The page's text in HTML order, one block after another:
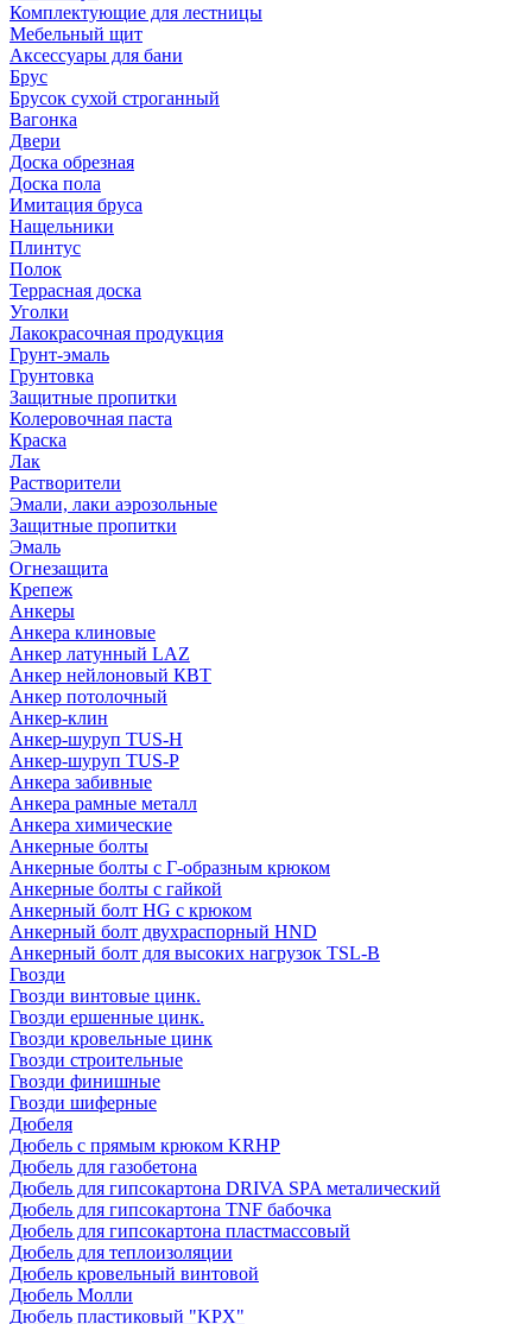
Комплектующие для лестницы
Мебельный щит
Аксессуары для бани
Брус
Брусок сухой строганный
Вагонка
Двери
Доска обрезная
Доска пола
Имитация бруса
Нащельники
Плинтус
Полок
Террасная доска
Уголки
Лакокрасочная продукция
Грунт-эмаль
Грунтовка
Защитные пропитки
Колеровочная паста
Краска
Лак
Растворители
Эмали, лаки аэрозольные
Защитные пропитки
Эмаль
Огнезащита
Крепеж
Анкеры
Анкера клиновые
Анкер латунный LAZ
Анкер нейлоновый КВТ
Анкер потолочный
Анкер-клин
Анкер-шуруп TUS-H
Анкер-шуруп TUS-P
Анкера забивные
Анкера рамные металл
Анкера химические
Анкерные болты
Анкерные болты с Г-образным крюком
Анкерные болты с гайкой
Анкерный болт HG с крюком
Анкерный болт двухраспорный HND
Анкерный болт для высоких нагрузок TSL-B
Гвозди
Гвозди винтовые цинк.
Гвозди ершенные цинк.
Гвозди кровельные цинк
Гвозди строительные
Гвозди финишные
Гвозди шиферные
Дюбеля
Дюбель с прямым крюком KRHP
Дюбель для газобетона
Дюбель для гипсокартона DRIVA SPA металический
Дюбель для гипсокартона TNF бабочка
Дюбель для гипсокартона пластмассовый
Дюбель для теплоизоляции
Дюбель кровельный винтовой
Дюбель Молли
Дюбель пластиковый "KPX"